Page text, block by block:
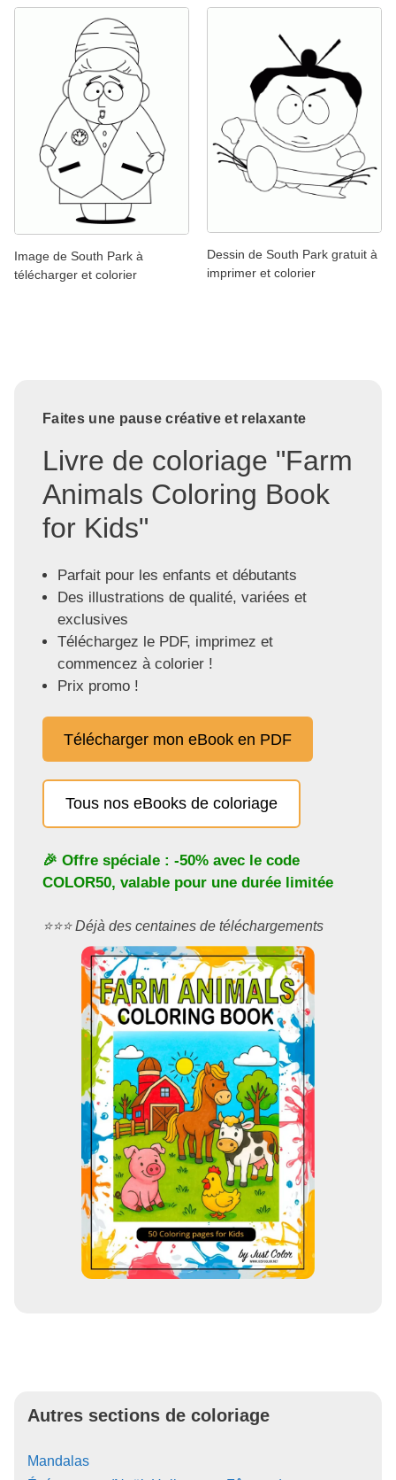
Image de South Park à
télécharger et colorier
Dessin de South Park gratuit à
imprimer et colorier
Faites une pause créative et relaxante
Livre de coloriage "Farm
Animals Coloring Book
for Kids"
Parfait pour les enfants et débutants
Des illustrations de qualité, variées et
exclusives
Téléchargez le PDF, imprimez et
commencez à colorier !
Prix promo !
Télécharger mon eBook en PDF
Tous nos eBooks de coloriage
🎉 Offre spéciale : -50% avec le code
COLOR50, valable pour une durée limitée
⭐️⭐️⭐️ Déjà des centaines de téléchargements
Autres sections de coloriage
Mandalas